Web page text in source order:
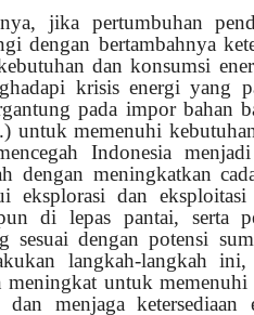
jika pertumbuhan
dengan bertambahnya
dan konsumsi
krisis energi yang
pada impor bahan
untuk memenuhi
Indonesia
dengan meningkatkan
eksplorasi dan
di lepas pantai, serta
sesuai dengan potensi
langkah-langkah
meningkat untuk
dan menjaga